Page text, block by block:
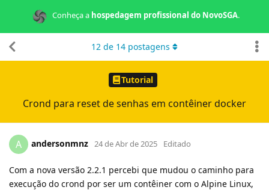
Conheça a hospedagem profissional do NovoSGA.
Tutorial
Crond para reset de senhas em contêiner docker
12 de 14 postagens
A andersonmnz 24 de Abr de 2025 Editado
Com a nova versão 2.2.1 percebi que mudou o caminho para
execução do crond por ser um contêiner com o Alpine Linux,